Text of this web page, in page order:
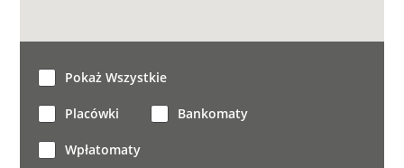
Pokaż Wszystkie
Placówki Bankomaty
Wpłatomaty